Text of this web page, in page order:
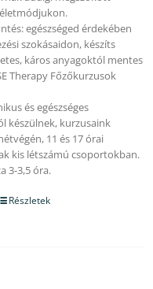
egészséged érdekében
szokásaidon, készíts
káros anyagoktól mentes
Therapy Főzőkurzusok
és egészséges
készülnek, kurzusaink
11 és 17 órai
kis létszámú csoportokban.
3-3,5 óra.
Részletek